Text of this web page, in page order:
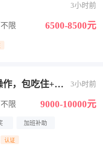
3小时前
限 6500-8500元
，包吃住+社
3小时前
限 9000-10000元
加班补助
认证